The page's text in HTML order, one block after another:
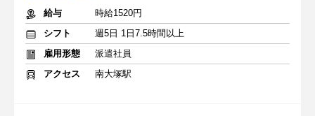
給与
時給1520円
シフト
週5日 1日7.5時間以上
雇用形態
派遣社員
アクセス
南大塚駅